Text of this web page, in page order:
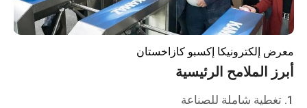
معرض إلكترونيكا إكسبو كازاخستان
أبرز الملامح الرئيسية
1. تغطية شاملة للصناعة